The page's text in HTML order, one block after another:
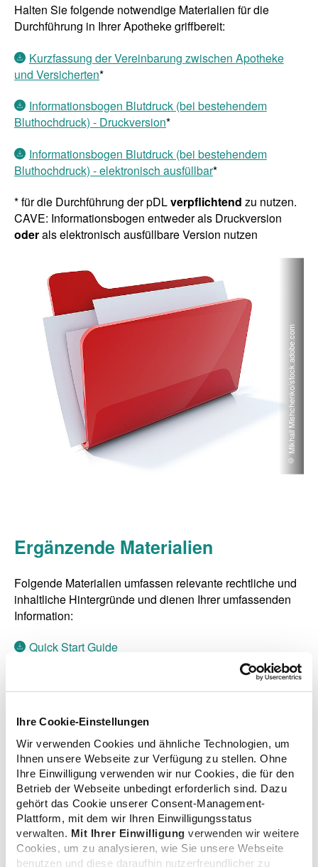
Ihre Cookie-Einstellungen
Wir verwenden Cookies und ähnliche Technologien, um
Ihnen unsere Webseite zur Verfügung zu stellen. Ohne
Ihre Einwilligung verwenden wir nur Cookies, die für den
Betrieb der Webseite unbedingt erforderlich sind. Dazu
gehört das Cookie unserer Consent-Management-
Plattform, mit dem wir Ihren Einwilligungsstatus
verwalten. Mit Ihrer Einwilligung verwenden wir weitere
Cookies, um zu analysieren, wie Sie unsere Webseite
benutzen und diese daraufhin nutzerfreundlicher zu
Halten Sie folgende notwendige Materialien für die
Durchführung in Ihrer Apotheke griffbereit:
Kurzfassung der Vereinbarung zwischen Apotheke
und Versicherten*
Informationsbogen Blutdruck (bei bestehendem
Bluthochdruck) - Druckversion*
Informationsbogen Blutdruck (bei bestehendem
Bluthochdruck) - elektronisch ausfüllbar*
* für die Durchführung der pDLverpflichtend zu nutzen.
CAVE: Informationsbogen entweder als Druckversion
oderals elektronisch ausfüllbare Version nutzen
© Mikhail Mishchenko/stock.adobe.com
Ergänzende Materialien
Folgende Materialien umfassen relevante rechtliche und
inhaltliche Hintergründe und dienen Ihrer umfassenden
Information:
Quick Start Guide
Vertraglich vereinbarte Leistungsbeschreibung
und Versicherten
Prozessbeschreibung
Prozessbeschreibung im Power-Point-Format
Standardarbeitsanweisung Blutdruckmessung in der
Apotheke